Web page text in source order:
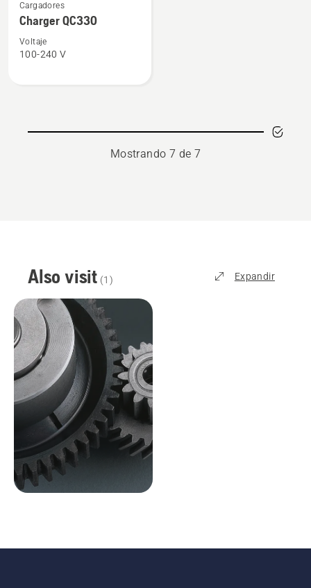
más
detalles
sobre
Charger
Cargadores
Charger QC330
Voltaje
100-240 V
Mostrando 7 de 7
Also visit (1 ) Expandir